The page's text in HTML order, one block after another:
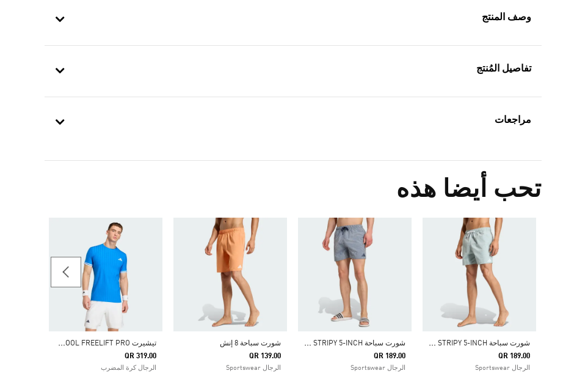
وصف المنتج
تفاصيل المُنتج
مراجعات
تحب أيضا هذه
ش
ورت سباحة SEERSUCKER STRIPY 5-INCH
QR 189.00
الرجال Sportswear
ش
ورت سباحة SEERSUCKER STRIPY 5-INCH
QR 189.00
الرجال Sportswear
شورت سباحة 8 إنش
QR 139.00
الرجال Sportswear
ت
يشيرت TENNIS CLIMACOOL FREELIFT PRO
QR 319.00
الرجال كرة المضرب